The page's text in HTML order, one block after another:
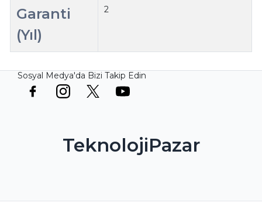
Garanti
(Yıl)
2
Sosyal Medya'da Bizi Takip Edin
TeknolojiPazar